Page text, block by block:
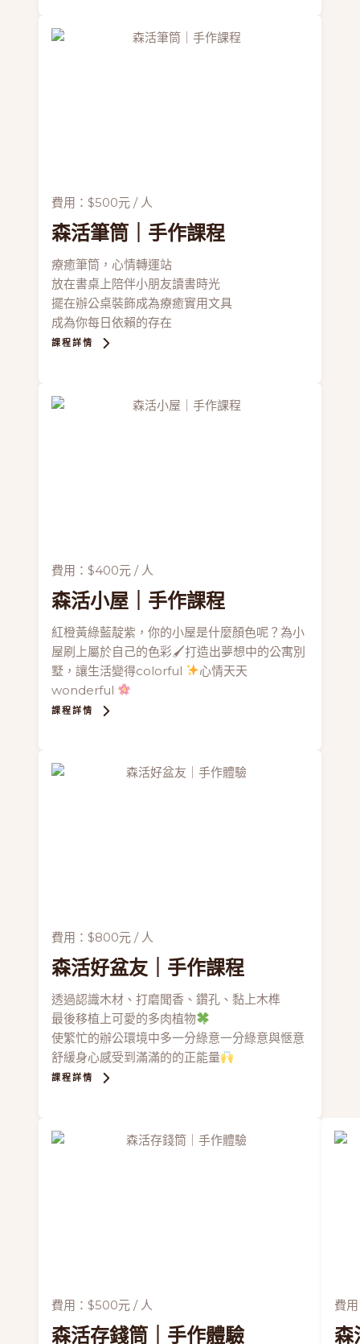
費用：$500元 / 人
森活筆筒 ｜手作課程
療癒筆筒，心情轉運站
放在書桌上陪伴小朋友讀書時光
擺在辦公桌裝飾成為療癒實用文具
成為你每日依賴的存在
課程詳情
費用：$400元 / 人
森活小屋 ｜手作課程
紅橙黃綠藍靛紫，你的小屋是什麼顏色呢？為小
屋刷上屬於自己的色彩🖌打造出夢想中的公寓別
墅，讓生活變得colorful
心情天天
wonderful
課程詳情
費用：$800元 / 人
森活好盆友 ｜手作課程
透過認識木材、打磨聞香、鑽孔、黏上木榫
最後移植上可愛的多肉植物
使繁忙的辦公環境中多一分綠意一分綠意與愜意
舒緩身心感受到滿滿的的正能量
課程詳情
費用：$500元 / 人
森活存錢筒 ｜手作體驗
費
森